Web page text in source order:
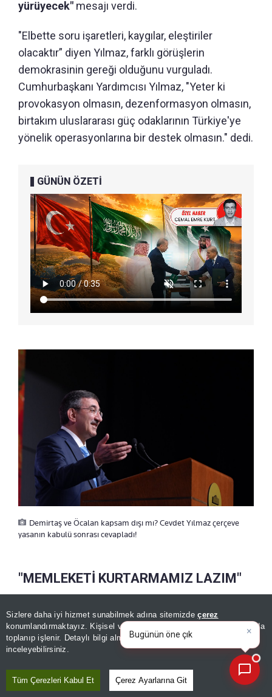
Sizlere daha iyi hizmet sunabilmek adına sitemizdeçerez
konumlandırmaktayız. Kişisel verileriniz, KVKK ve GDPR kapsamında
toplanıp işlenir. Detaylı bilgi almak içinAydınlatma Metnimizi
inceleyebilirsiniz.
Tüm Çerezleri Kabul Et Çerez Ayarlarına Git
yürüyecek" mesajı verdi.
"Elbette soru işaretleri, kaygılar, eleştiriler
olacaktır” diyen Yılmaz, farklı görüşlerin
demokrasinin gereği olduğunu vurguladı.
Cumhurbaşkanı Yardımcısı Yılmaz, "Yeter ki
provokasyon olmasın, dezenformasyon olmasın,
birtakım uluslararası güç odaklarının Türkiye'ye
yönelik operasyonlarına bir destek olmasın." dedi.
GÜNÜN ÖZETİ
Demirtaş ve Öcalan kapsam dışı mı? Cevdet Yılmaz çerçeve
yasanın kabulü sonrası cevapladı!
"MEMLEKETİ KURTARMAMIZ LAZIM"
Yılmaz, Meclisin yaklaşık bir yıl süren yoğun
çalışmayla Türkiye'nin en kritik konularından birini
ele aldığını vurgulayarak, komisyonda Cumhur
bağımsızlar ve grubu bulunmayan partilerin de
×
Bugünün öne çıkan manşetleri
ve gelişmeleri neler?